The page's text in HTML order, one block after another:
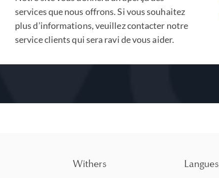
services que nous offrons. Si vous souhaitez
plus d’informations, veuillez contacter notre
service clients qui sera ravi de vous aider.
Withers Langues